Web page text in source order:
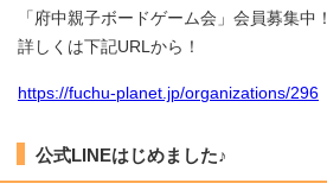
「府中親子ボードゲーム会」会員募集中！
詳しくは下記URLから！
https://fuchu-planet.jp/organizations/296
公式LINEはじめました♪